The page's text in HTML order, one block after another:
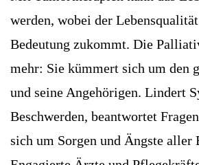
werden, wobei der
Bedeutung zukommt. Die
mehr: Sie kümmert sich um den
und seine Angehörigen. Lindert
Beschwerden, beantwortet
sich um Sorgen und Ängste aller